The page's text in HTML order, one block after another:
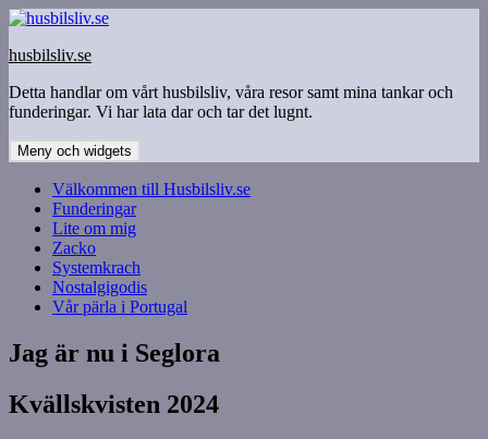
Hoppa
innehåll
husbilsliv.se
Detta handlar om vårt husbilsliv, våra resor samt mina tankar och
funderingar. Vi har lata dar och tar det lugnt.
Meny och widgets
Välkommen till Husbilsliv.se
Funderingar
Lite om mig
Zacko
Systemkrach
Nostalgigodis
Vår pärla i Portugal
Jag är nu i Seglora
Kvällskvisten 2024